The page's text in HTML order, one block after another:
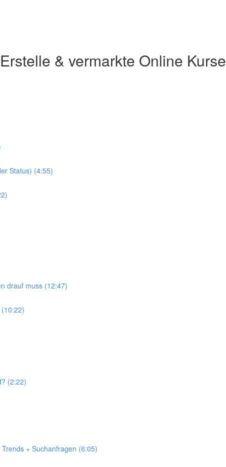
& vermarkte Online Kurse
Status) (4:55)
drauf muss (12:47)
(2:22)
+ Suchanfragen (6:05)